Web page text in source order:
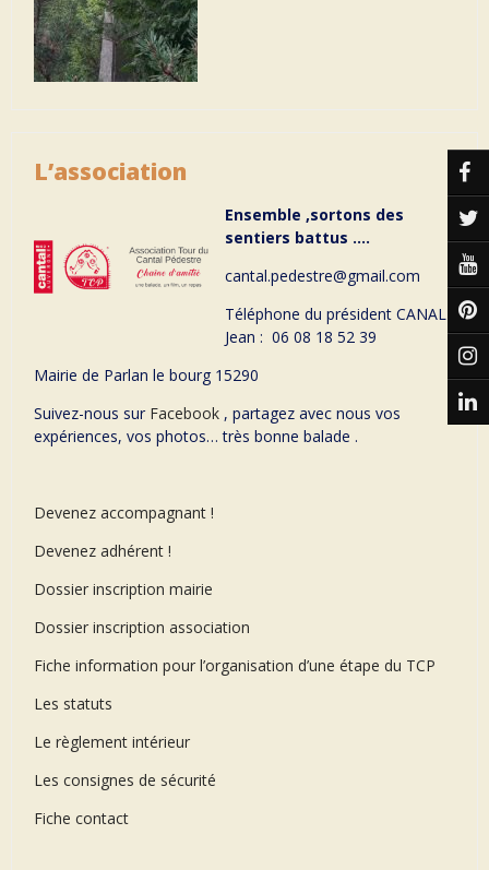
L’association
Ensemble ,sortons des
sentiers battus ….
cantal.pedestre@gmail.com
Téléphone du président CANAL
Jean : 06 08 18 52 39
Mairie de Parlan le bourg 15290
Suivez-nous sur Facebook , partagez avec nous vos
expériences, vos photos… très bonne balade .
Devenez accompagnant !
Devenez adhérent !
Dossier inscription mairie
Dossier inscription association
Fiche information pour l’organisation d’une étape du TCP
Les statuts
Le règlement intérieur
Les consignes de sécurité
Fiche contact